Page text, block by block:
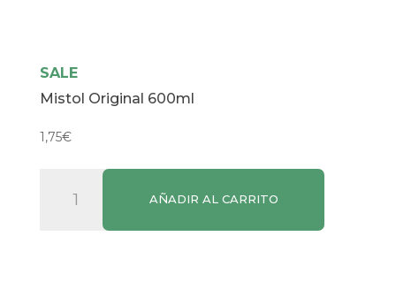
SALE
Mistol Original 600ml
1,75€
Original
AÑADIR AL CARRITO